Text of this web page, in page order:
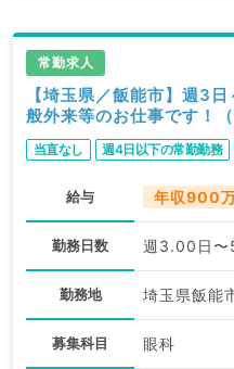
常勤求人
【埼玉県／飯能市】週3
般外来等のお仕事です！（
当直なし 週4日以下の常勤勤務
給与 年収900
勤務日数 週3.00日〜
勤務地 埼玉県飯能
募集科目 眼科